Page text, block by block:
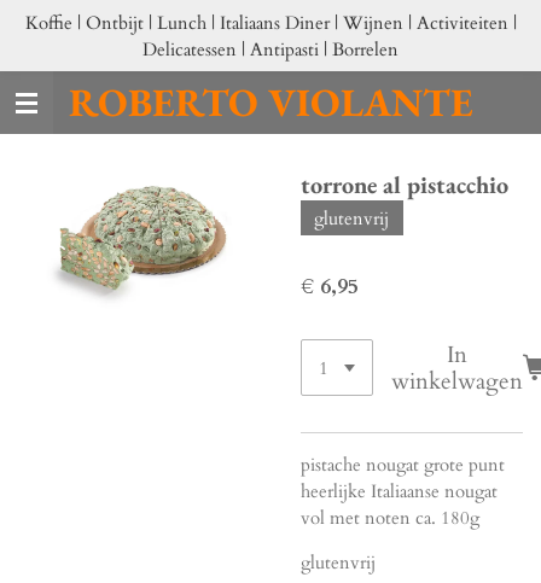
Ga
naar
de
hoofdinhoud
ROBERTO VIOLANTE
Koffie | Ontbijt | Lunch | Italiaans Diner | Wijnen | Activiteiten |
Delicatessen | Antipasti | Borrelen
torrone al pistacchio
glutenvrij
€ 6,95
In
winkelwagen
pistache nougat grote punt
heerlijke Italiaanse nougat
vol met noten ca. 180g
glutenvrij